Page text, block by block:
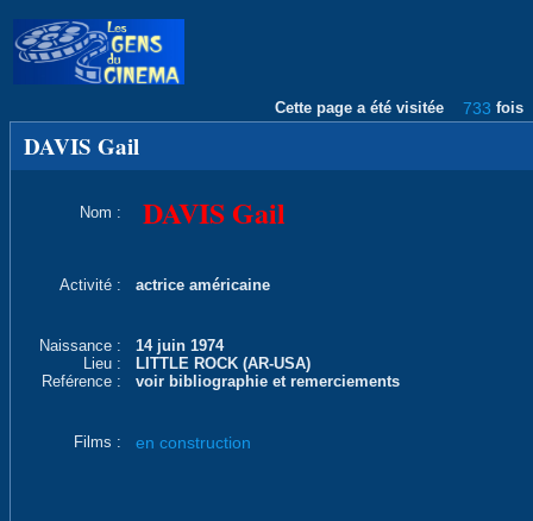
Cette page a été visitée 733 fois
DAVIS Gail
Nom : DAVIS Gail
Activité : actrice américaine
Naissance :
14 juin 1974
Lieu :
LITTLE ROCK (AR-USA)
Reférence :
voir bibliographie et remerciements
Films : en construction